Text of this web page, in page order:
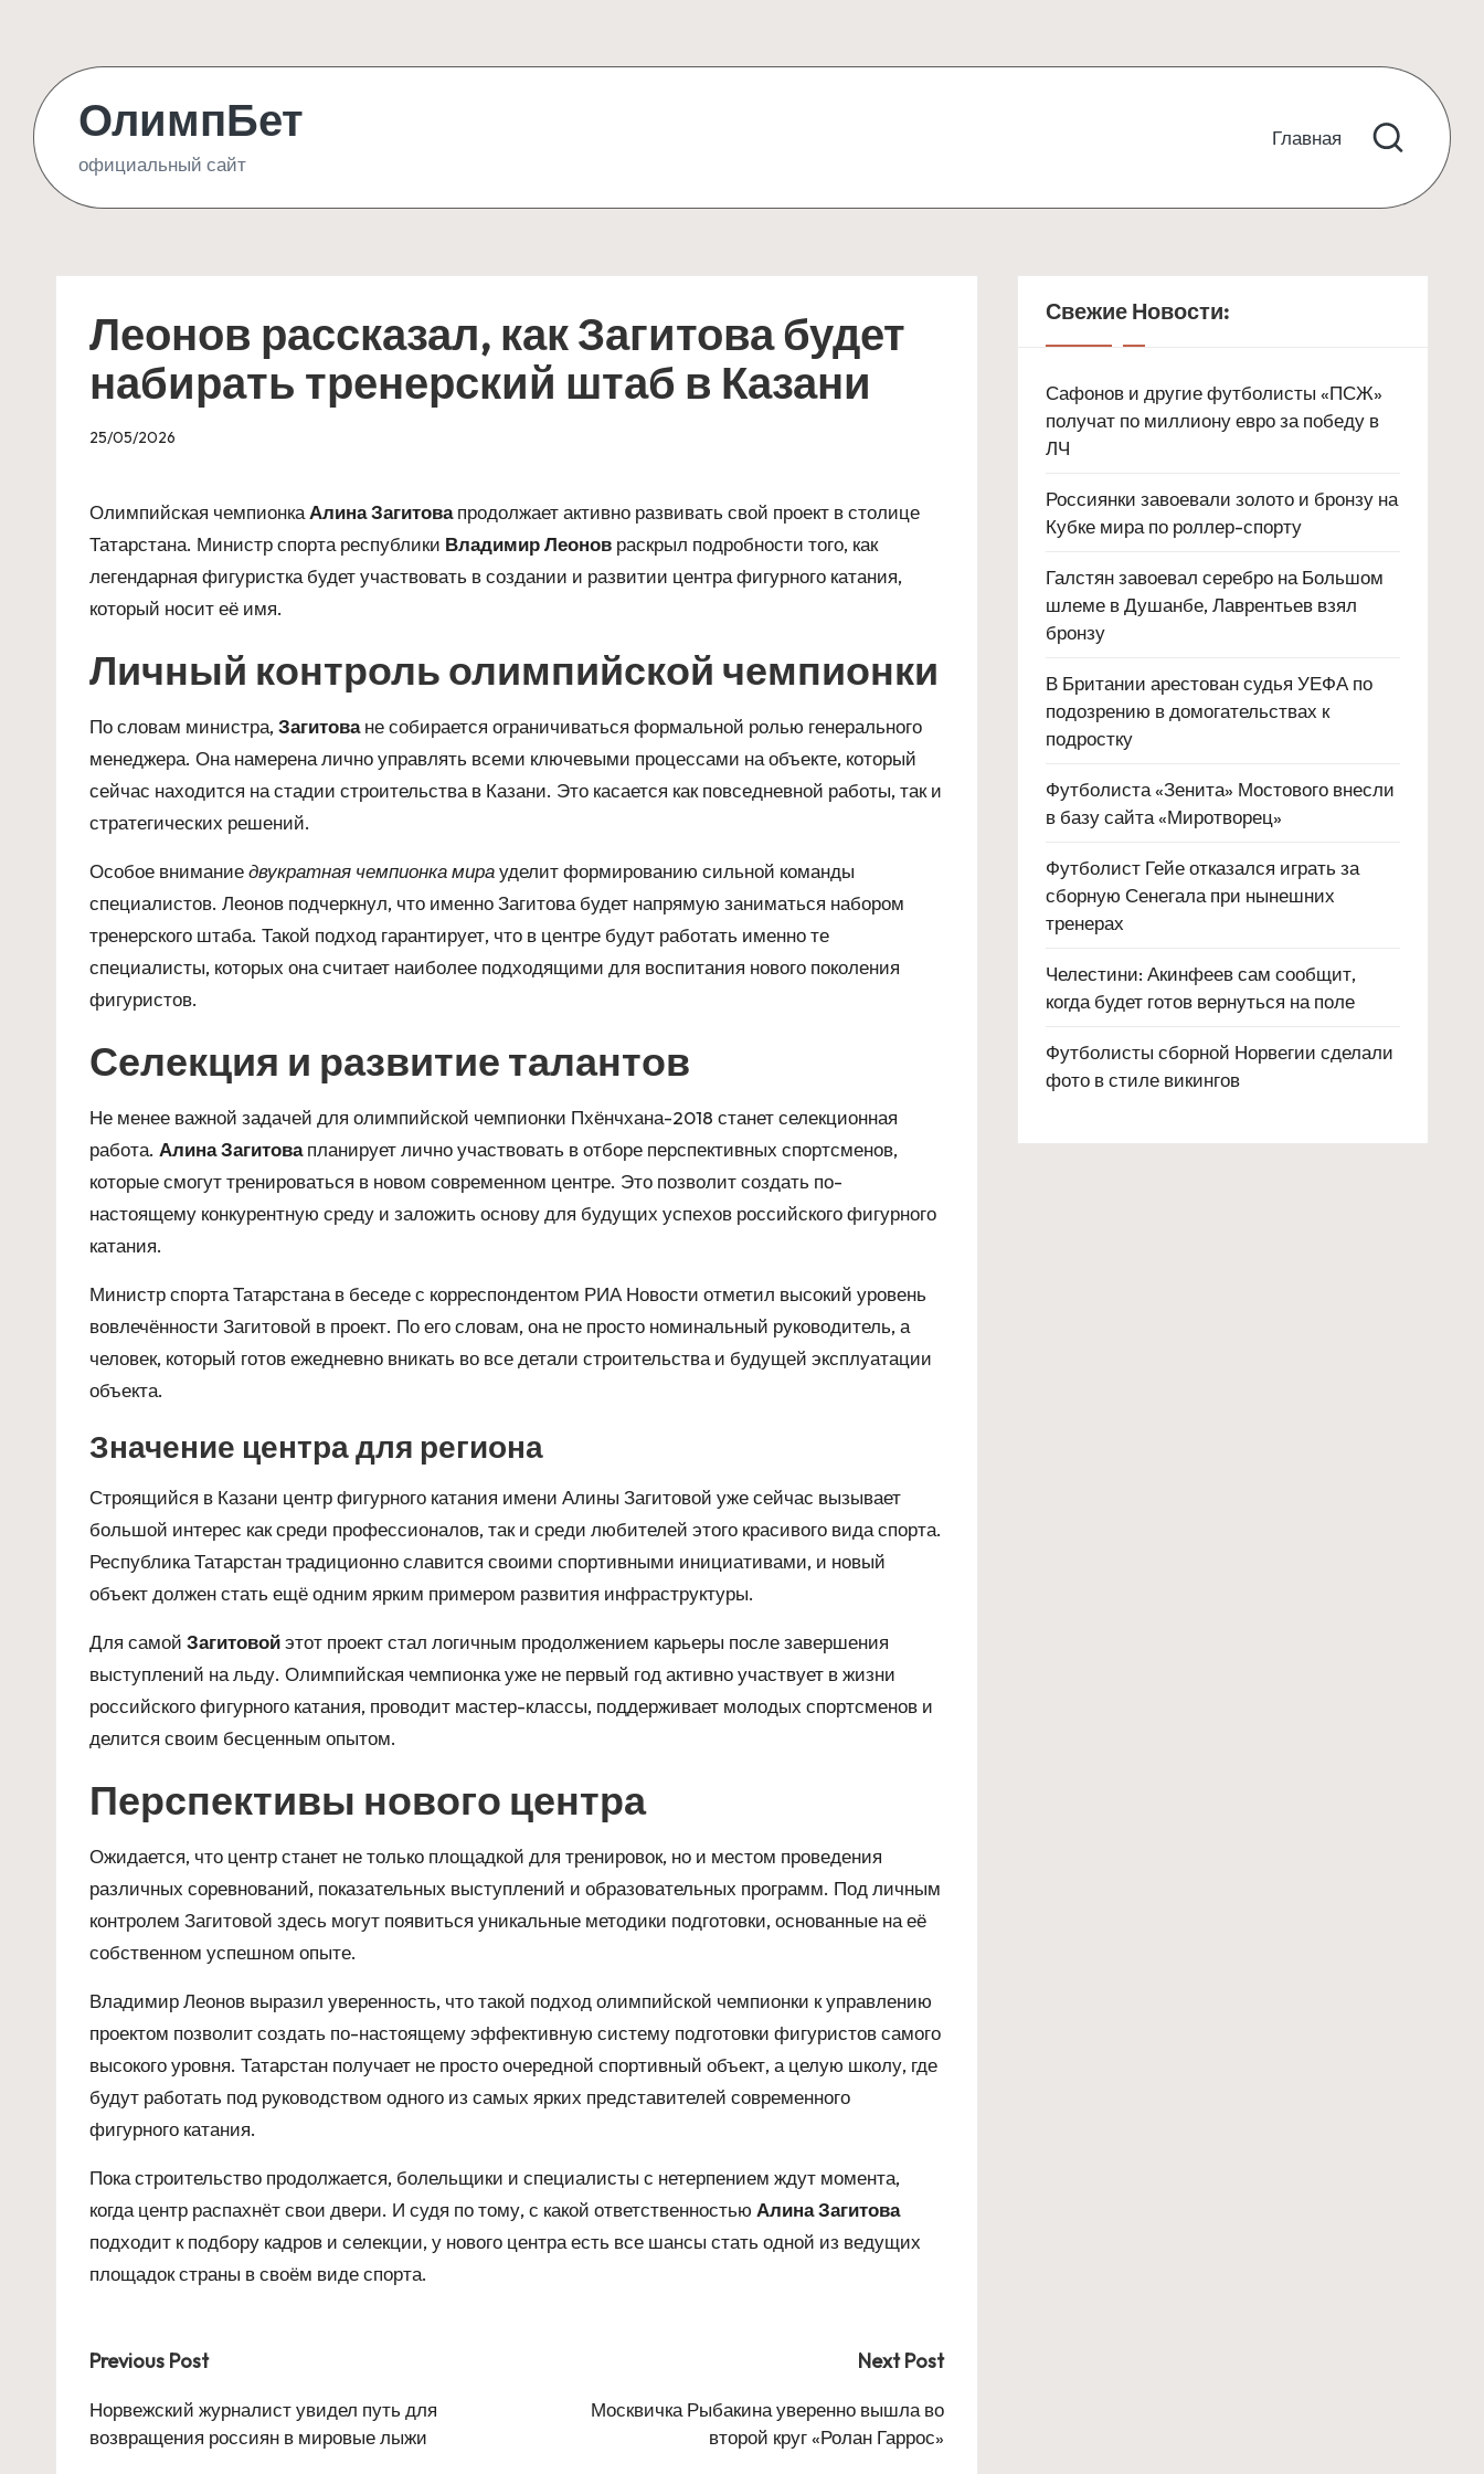
content
ОлимпБет
официальный сайт
Главная
Леонов рассказал, как Загитова будет
набирать тренерский штаб в Казани
25/05/2026
Олимпийская чемпионка Алина Загитовапродолжает активно развивать свой проект в столице
Татарстана. Министр спорта республики Владимир Леонов раскрыл подробности того, как
легендарная фигуристка будет участвовать в создании и развитии центра фигурного катания,
который носит её имя.
Личный контроль олимпийской чемпионки
По словам министра, Загитоване собирается ограничиваться формальной ролью генерального
менеджера. Она намерена лично управлять всеми ключевыми процессами на объекте, который
сейчас находится на стадии строительства в Казани. Это касается как повседневной работы, так и
стратегических решений.
Особое вниманиедвукратная чемпионка мирауделит формированию сильной команды
специалистов. Леонов подчеркнул, что именно Загитова будет напрямую заниматься набором
тренерского штаба. Такой подход гарантирует, что в центре будут работать именно те
специалисты, которых она считает наиболее подходящими для воспитания нового поколения
фигуристов.
Селекция и развитие талантов
Не менее важной задачей для олимпийской чемпионки Пхёнчхана-2018 станет селекционная
работа. Алина Загитовапланирует лично участвовать в отборе перспективных спортсменов,
которые смогут тренироваться в новом современном центре. Это позволит создать по-
настоящему конкурентную среду и заложить основу для будущих успехов российского фигурного
катания.
Министр спорта Татарстана в беседе с корреспондентом РИА Новости отметил высокий уровень
вовлечённости Загитовой в проект. По его словам, она не просто номинальный руководитель, а
человек, который готов ежедневно вникать во все детали строительства и будущей эксплуатации
объекта.
Значение центра для региона
Строящийся в Казани центр фигурного катания имени Алины Загитовой уже сейчас вызывает
большой интерес как среди профессионалов, так и среди любителей этого красивого вида спорта.
Республика Татарстан традиционно славится своими спортивными инициативами, и новый
объект должен стать ещё одним ярким примером развития инфраструктуры.
Для самой Загитовойэтот проект стал логичным продолжением карьеры после завершения
выступлений на льду. Олимпийская чемпионка уже не первый год активно участвует в жизни
российского фигурного катания, проводит мастер-классы, поддерживает молодых спортсменов и
делится своим бесценным опытом.
Перспективы нового центра
Ожидается, что центр станет не только площадкой для тренировок, но и местом проведения
различных соревнований, показательных выступлений и образовательных программ. Под личным
контролем Загитовой здесь могут появиться уникальные методики подготовки, основанные на её
собственном успешном опыте.
Владимир Леонов выразил уверенность, что такой подход олимпийской чемпионки к управлению
проектом позволит создать по-настоящему эффективную систему подготовки фигуристов самого
высокого уровня. Татарстан получает не просто очередной спортивный объект, а целую школу, где
будут работать под руководством одного из самых ярких представителей современного
фигурного катания.
Пока строительство продолжается, болельщики и специалисты с нетерпением ждут момента,
когда центр распахнёт свои двери. И судя по тому, с какой ответственностью Алина Загитова
подходит к подбору кадров и селекции, у нового центра есть все шансы стать одной из ведущих
площадок страны в своём виде спорта.
Post
navigation
Previous Post
Норвежский журналист увидел путь для
возвращения россиян в мировые лыжи
Next Post
Москвичка Рыбакина уверенно вышла во
второй круг «Ролан Гаррос»
Свежие Новости:
Сафонов и другие футболисты «ПСЖ»
получат по миллиону евро за победу в
ЛЧ
Россиянки завоевали золото и бронзу на
Кубке мира по роллер-спорту
Галстян завоевал серебро на Большом
шлеме в Душанбе, Лаврентьев взял
бронзу
В Британии арестован судья УЕФА по
подозрению в домогательствах к
подростку
Футболиста «Зенита» Мостового внесли
в базу сайта «Миротворец»
Футболист Гейе отказался играть за
сборную Сенегала при нынешних
тренерах
Челестини: Акинфеев сам сообщит,
когда будет готов вернуться на поле
Футболисты сборной Норвегии сделали
фото в стиле викингов